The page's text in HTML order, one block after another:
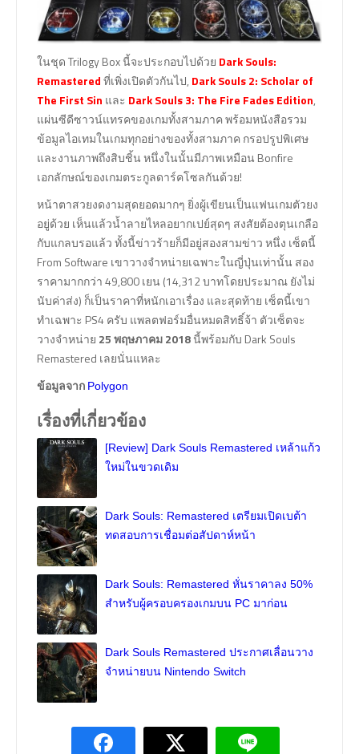
ในชุด Trilogy Box นี้จะประกอบไปด้วย Dark Souls:
Remasteredที่เพิ่งเปิดตัวกันไป, Dark Souls 2: Scholar of
The First Sin และ Dark Souls 3: The Fire Fades Edition,
แผ่นซีดีซาวน์แทรคของเกมทั้งสามภาค พร้อมหนังสือรวม
ข้อมูลไอเทมในเกมทุกอย่างของทั้งสามภาค กรอปรูปพิเศษ
และงานภาพถึงสิบชิ้น หนึ่งในนั้นมีภาพเหมือน Bonfire
เอกลักษณ์ของเกมตระกูลดาร์คโซลกันด้วย!
หน้าตาสวยงดงามสุดยอดมากๆ ยิ่งผู้เขียนเป็นแฟนเกมตัวยง
อยู่ด้วย เห็นแล้วน้ำลายไหลอยากเปย์สุดๆ สงสัยต้องตุนเกลือ
กับแกลบรอแล้ว ทั้งนี้ข่าวร้ายก็มีอยู่สองสามข่าว หนึ่ง เซ็ตนี้
From Software เขาวางจำหน่ายเฉพาะในญี่ปุ่นเท่านั้น สอง
ราคามากกว่า 49,800 เยน (14,312 บาทโดยประมาณ ยังไม่
นับค่าส่ง) ก็เป็นราคาที่หนักเอาเรื่อง และสุดท้าย เซ็ตนี้เขา
ทำเฉพาะ PS4 ครับ แพลตฟอร์มอื่นหมดสิทธิ์จ้า ตัวเซ็ตจะ
วางจำหน่าย 25 พฤษภาคม 2018นี้พร้อมกับ Dark Souls
Remastered เลยนั่นแหละ
ข้อมูลจาก Polygon
เรื่องที่เกี่ยวข้อง
[Review] Dark Souls Remastered เหล้าแก้ว
ใหม่ในขวดเดิม
Dark Souls: Remastered เตรียมเปิดเบต้า
ทดสอบการเชื่อมต่อสัปดาห์หน้า
Dark Souls: Remastered หั่นราคาลง 50%
สำหรับผู้ครอบครองเกมบน PC มาก่อน
Dark Souls Remastered ประกาศเลื่อนวาง
จำหน่ายบน Nintendo Switch